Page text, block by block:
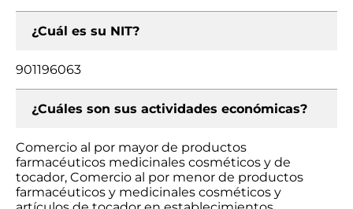
¿Cuál es su NIT?
901196063
¿Cuáles son sus actividades económicas?
Comercio al por mayor de productos
farmacéuticos medicinales cosméticos y de
tocador, Comercio al por menor de productos
farmacéuticos y medicinales cosméticos y